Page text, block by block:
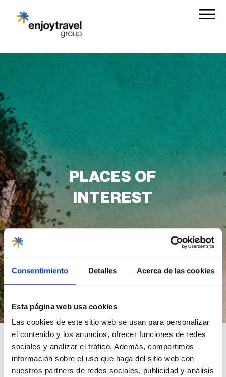
Consentimiento Detalles Acerca de las cookies
Esta página web usa cookies
Las cookies de este sitio web se usan para personalizar
el contenido y los anuncios, ofrecer funciones de redes
sociales y analizar el tráfico. Además, compartimos
información sobre el uso que haga del sitio web con
nuestros partners de redes sociales, publicidad y análisis
PLACES OF
INTEREST
Discover the most fascinating places Florida has to offer — from
vibrant cities to breathtaking natural landscapes. Don’t miss